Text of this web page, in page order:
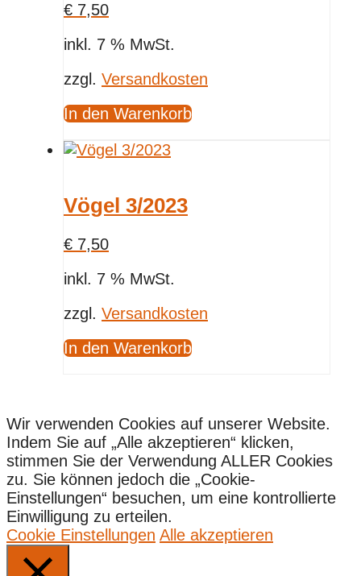
€ 7,50
inkl. 7 % MwSt.
zzgl. Versandkosten
In den Warenkorb
Vögel 3/2023
€ 7,50
inkl. 7 % MwSt.
zzgl. Versandkosten
In den Warenkorb
Wir verwenden Cookies auf unserer Website.
Indem Sie auf „Alle akzeptieren“ klicken,
stimmen Sie der Verwendung ALLER Cookies
zu. Sie können jedoch die „Cookie-
Einstellungen“ besuchen, um eine kontrollierte
Einwilligung zu erteilen.
Cookie Einstellungen Alle akzeptieren